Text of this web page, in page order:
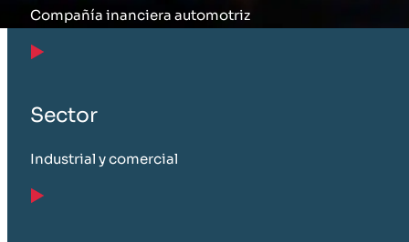
Compañía inanciera automotriz
Sector
Industrial y comercial